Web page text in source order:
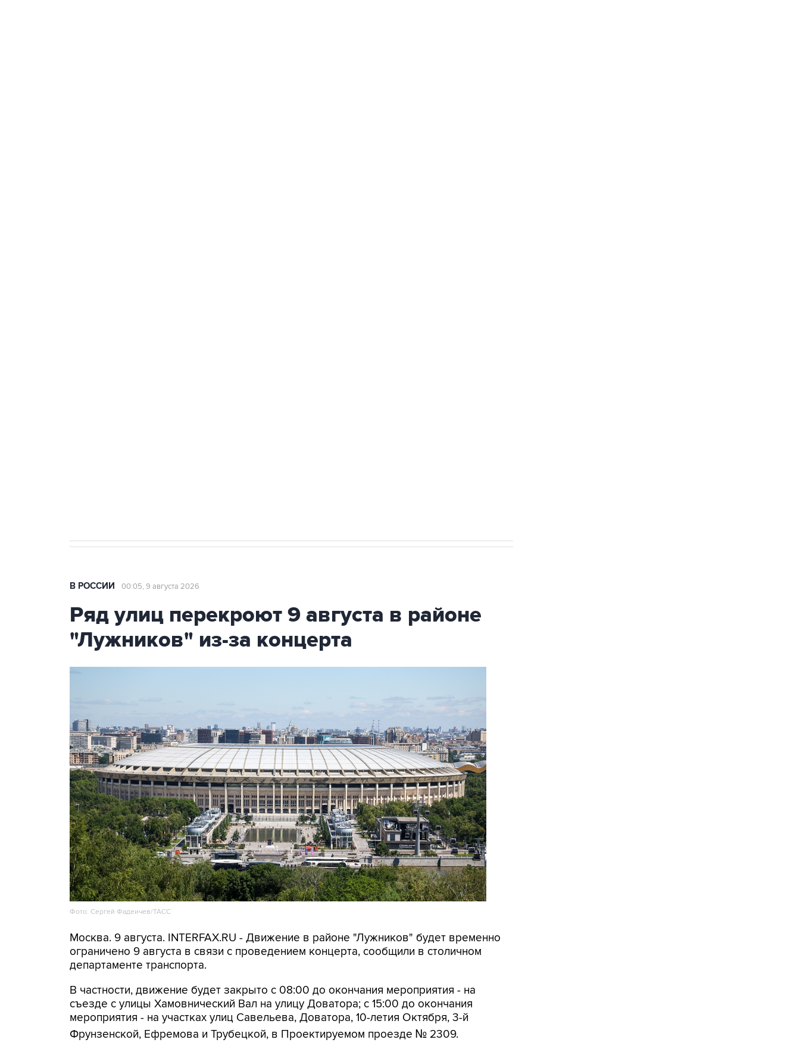
В РОССИИ 00:05, 9 августа 2026
Ряд улиц перекроют 9 августа в районе
"Лужников" из-за концерта
Фото: Сергей Фадеичев/ТАСС
Москва. 9 августа. INTERFAX.RU - Движение в районе "Лужников" будет временно
ограничено 9 августа в связи с проведением концерта, сообщили в столичном
департаменте транспорта.
В частности, движение будет закрыто с 08:00 до окончания мероприятия - на
съезде с улицы Хамовнический Вал на улицу Доватора; с 15:00 до окончания
мероприятия - на участках улиц Савельева, Доватора, 10-летия Октября, 3-й
Фрунзенской, Ефремова и Трубецкой, в Проектируемом проезде № 2309.